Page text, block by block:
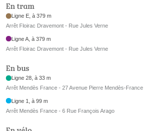
En tram
Ligne E, à 379 m
Arrêt Floirac Dravemont - Rue Jules Verne
Ligne A, à 379 m
Arrêt Floirac Dravemont - Rue Jules Verne
En bus
Ligne 28, à 33 m
Arrêt Mendès France - 27 Avenue Pierre Mendès-France
Ligne 1, à 99 m
Arrêt Mendès France - 6 Rue François Arago